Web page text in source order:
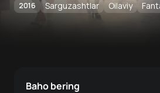
2016 Sarguzashtlar Oilaviy
Baho bering